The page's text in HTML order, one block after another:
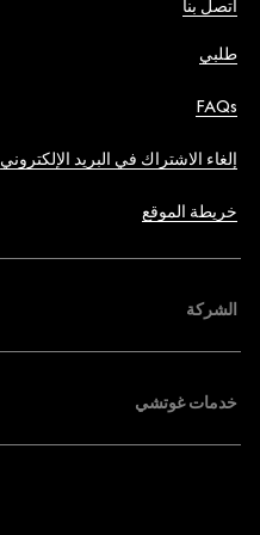
اتصل بنا
طلبي
FAQs
إلغاء الاشتراك في البريد الإلكتروني
خريطة الموقع
الشركة
خدمات غوتشي